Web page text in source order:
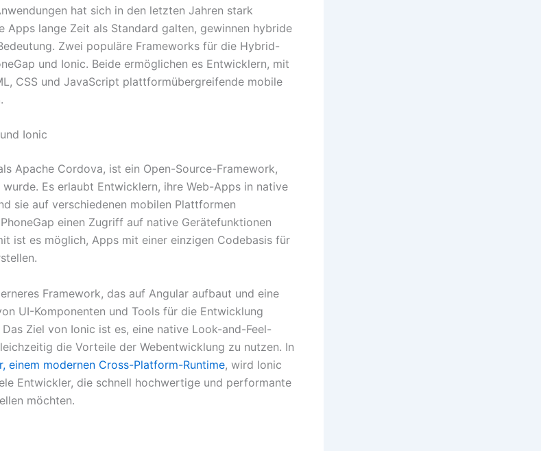
hat sich in den letzten Jahren stark
Apps lange Zeit als Standard galten, gewinnen hybride
Zwei populäre Frameworks für die Hybrid-
und Ionic. Beide ermöglichen es Entwicklern, mit
CSS und JavaScript plattformübergreifende mobile
Ionic
Apache Cordova, ist ein Open-Source-Framework,
Es erlaubt Entwicklern, ihre Web-Apps in native
sie auf verschiedenen mobilen Plattformen
einen Zugriff auf native Gerätefunktionen
ist es möglich, Apps mit einer einzigen Codebasis für
Framework, das auf Angular aufbaut und eine
UI-Komponenten und Tools für die Entwicklung
Ziel von Ionic ist es, eine native Look-and-Feel-
die Vorteile der Webentwicklung zu nutzen. In
einem modernen Cross-Platform-Runtime, wird Ionic
Entwickler, die schnell hochwertige und performante
möchten.